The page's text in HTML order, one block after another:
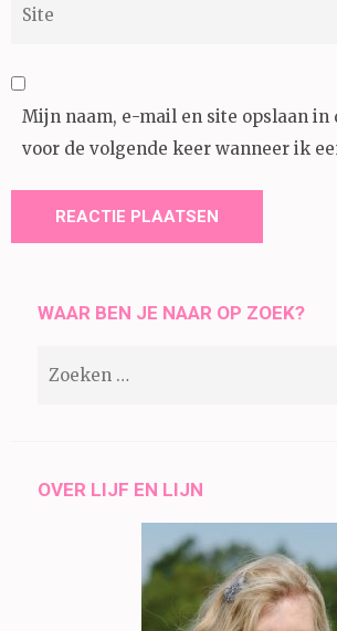
Mijn naam, e-mail en site opslaan in
voor de volgende keer wanneer ik
WAAR BEN JE NAAR OP ZOEK?
OVER LIJF EN LIJN